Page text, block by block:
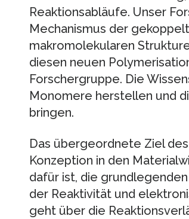
Reaktionsabläufe. Unser
Mechanismus der
makromolekularen
diesen neuen
Forschergruppe. Die
Monomere herstellen und
bringen.
Das übergeordnete Ziel
Konzeption in den
dafür ist, die
der Reaktivität und
geht über die